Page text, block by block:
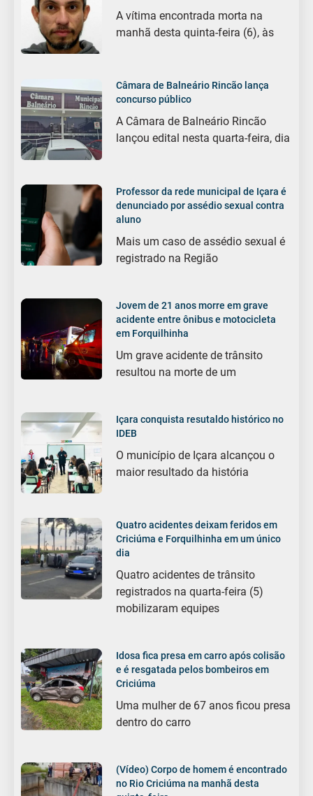
A vítima encontrada morta na
manhã desta quinta-feira (6), às
Câmara de Balneário Rincão lança
concurso público
A Câmara de Balneário Rincão
lançou edital nesta quarta-feira, dia
Professor da rede municipal de Içara é
denunciado por assédio sexual contra
aluno
Mais um caso de assédio sexual é
registrado na Região
Jovem de 21 anos morre em grave
acidente entre ônibus e motocicleta
em Forquilhinha
Um grave acidente de trânsito
resultou na morte de um
Içara conquista resutaldo histórico no
IDEB
O município de Içara alcançou o
maior resultado da história
Quatro acidentes deixam feridos em
Criciúma e Forquilhinha em um único
dia
Quatro acidentes de trânsito
registrados na quarta-feira (5)
mobilizaram equipes
Idosa fica presa em carro após colisão
e é resgatada pelos bombeiros em
Criciúma
Uma mulher de 67 anos ficou presa
dentro do carro
(Vídeo) Corpo de homem é encontrado
no Rio Criciúma na manhã desta